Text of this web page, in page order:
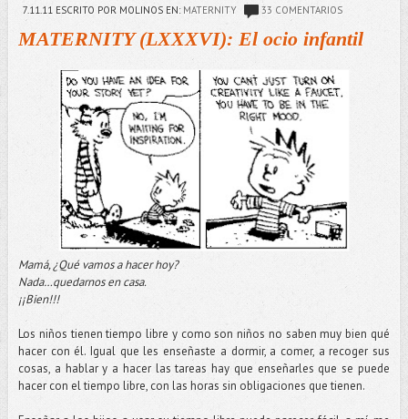
7.11.11ESCRITO POR MOLINOS EN: MATERNITY 33 COMENTARIOS
MATERNITY (LXXXVI): El ocio infantil
Mamá, ¿Qué vamos a hacer hoy?
Nada…quedarnos en casa.
¡¡Bien!!!
Los niños tienen tiempo libre y como son niños no saben muy bien qué
hacer con él. Igual que les enseñaste a dormir, a comer, a recoger sus
cosas, a hablar y a hacer las tareas hay que enseñarles que se puede
hacer con el tiempo libre, con las horas sin obligaciones que tienen.